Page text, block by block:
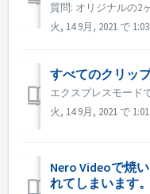
火, 14 9月, 2021 で
すべてのクリッ
火, 14 9月, 2021 で
Nero Videoで焼
れてしまいます